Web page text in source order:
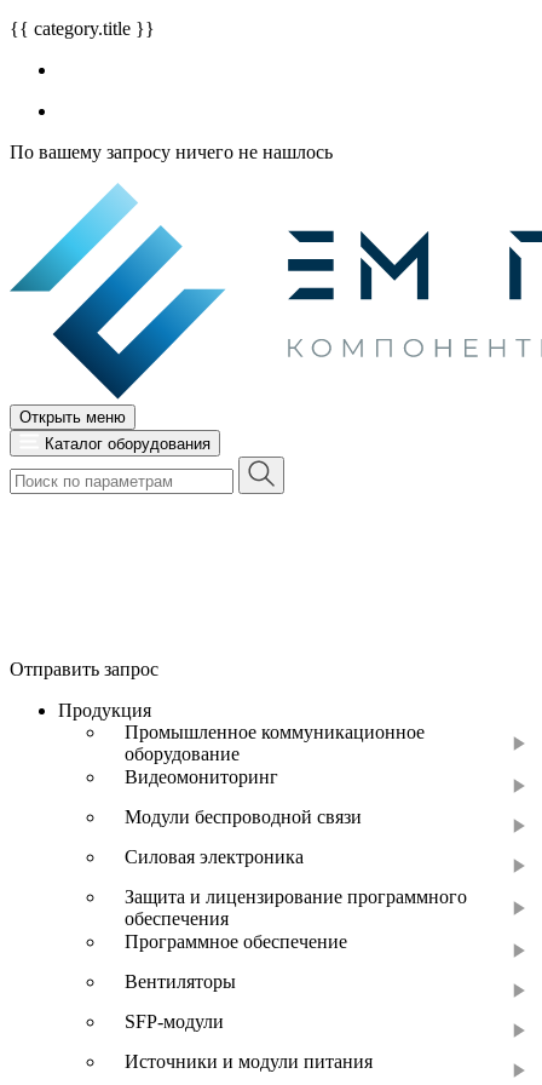
{{ category.title }}
По вашему запросу ничего не нашлось
Открыть меню
Каталог оборудования
Отправить запрос
Продукция
Промышленное коммуникационное
оборудование
Видеомониторинг
Модули беспроводной связи
Силовая электроника
Защита и лицензирование программного
обеспечения
Программное обеспечение
Вентиляторы
SFP-модули
Источники и модули питания